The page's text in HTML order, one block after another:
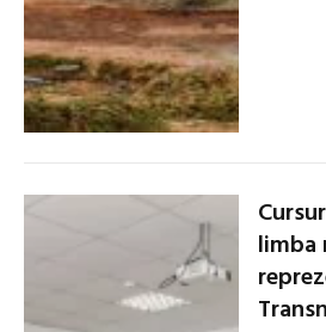
limba